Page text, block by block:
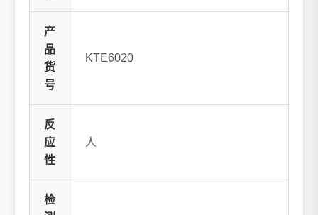
产
品
货
号
KTE6020
反
应
性
人
检